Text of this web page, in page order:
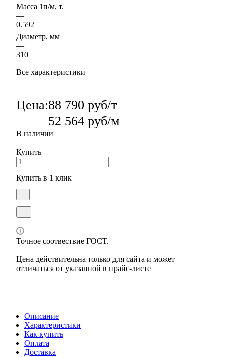
Масса 1п/м, т.
—
0.592
Диаметр, мм
—
310
Все характеристики
Цена:88 790 руб/т
52 564 руб/м
В наличии
Купить
Купить в 1 клик
Точное соотвествие ГОСТ.
Цена действительна только для сайта и может
отличаться от указанной в прайс-листе
Описание
Характеристики
Как купить
Оплата
Доставка